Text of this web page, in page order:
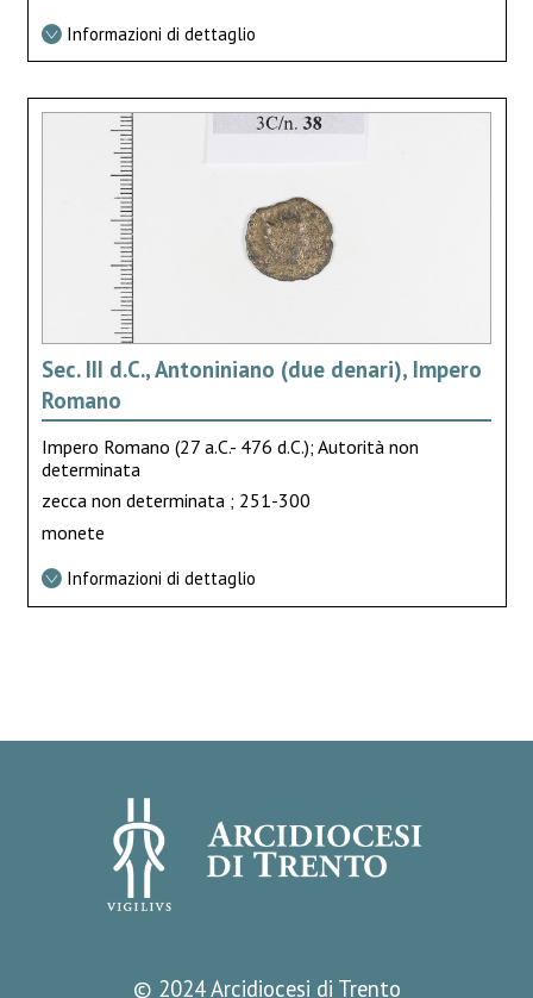
Informazioni di dettaglio
Sec. III d.C., Antoniniano (due denari), Impero
Romano
Impero Romano (27 a.C.- 476 d.C.); Autorità non
determinata
zecca non determinata ; 251-300
monete
Informazioni di dettaglio
© 2024 Arcidiocesi di Trento